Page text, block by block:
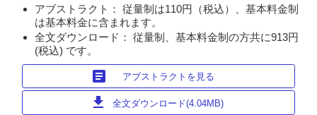
アブストラクト： 従量制は110円（税込）、基本料金制
は基本料金に含まれます。
全文ダウンロード： 従量制、基本料金制の方共に913円
(税込) です。
article アブストラクトを見る
download 全文ダウンロード(4.04MB)